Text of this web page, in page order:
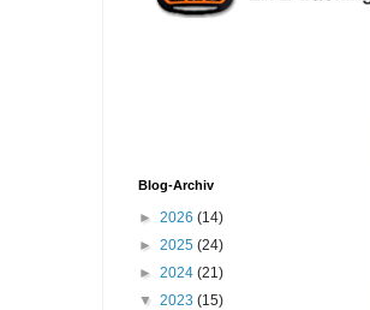
Blog-Archiv
► 2026 (14)
► 2025 (24)
► 2024 (21)
▼ 2023 (15)